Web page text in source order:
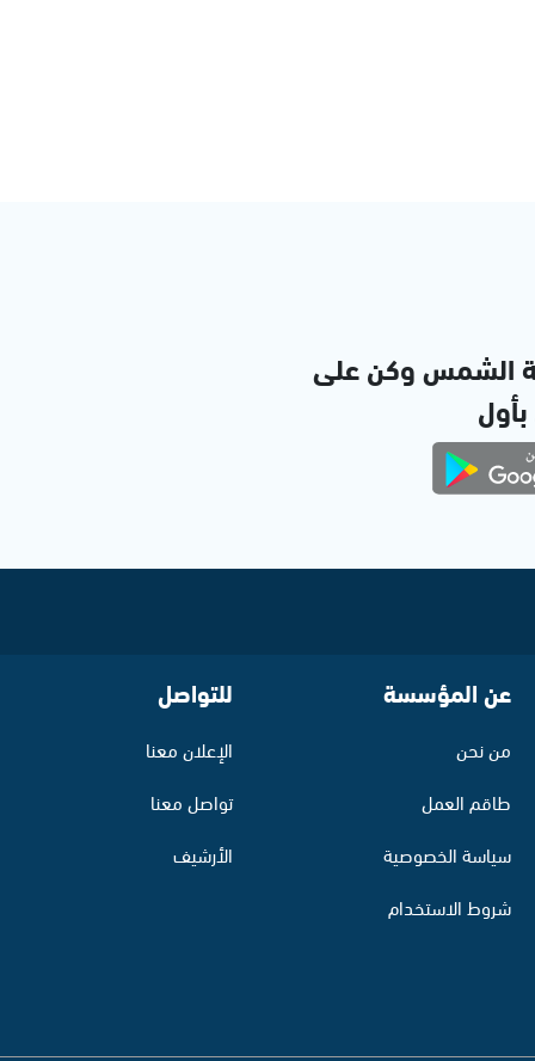
الشمس وكن على
بأول
عن المؤسسة
من نحن
طاقم العمل
سياسة الخصوصية
شروط الاستخدام
للتواصل
الإعلان معنا
تواصل معنا
الأرشيف